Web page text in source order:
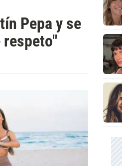
Pepa y se